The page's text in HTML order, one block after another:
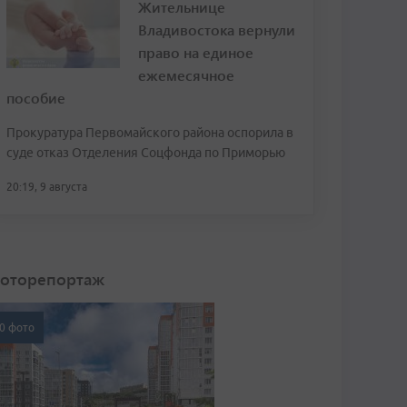
Жительнице
Владивостока вернули
право на единое
ежемесячное
пособие
Прокуратура Первомайского района оспорила в
суде отказ Отделения Соцфонда по Приморью
20:19, 9 августа
фото